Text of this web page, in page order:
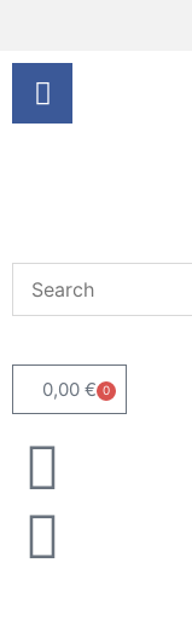
0,00 € 0